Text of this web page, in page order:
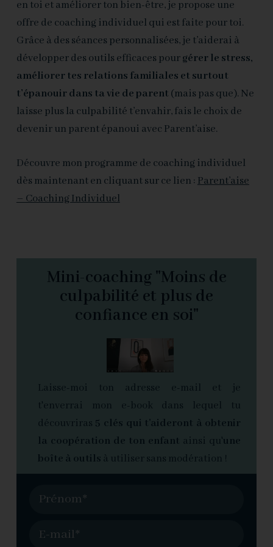
en toi et améliorer ton bien-être, je propose une
offre de coaching individuel qui est faite pour toi.
Grâce à des séances personnalisées, je t’aiderai à
développer des outils efficaces pourgérer le stress,
améliorer tes relations familiales et surtout
t’épanouir dans ta vie de parent (mais pas que). Ne
laisse plus la culpabilité t’envahir, fais le choix de
devenir un parent épanoui avec Parent’aise.
Découvre mon programme de coaching individuel
dès maintenant en cliquant sur ce lien :Parent’aise
– Coaching Individuel
Mini-coaching "Moins de
culpabilité et plus de
confiance en soi"
Laisse-moi ton adresse e-mail et je
t'enverrai mon e-book dans lequel tu
découvriras 5 clés qui t'aideront à obtenir
la coopération de ton enfant ainsi qu'une
boîte à outils à utiliser sans modération !